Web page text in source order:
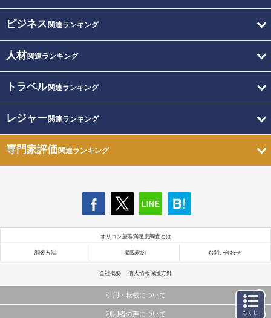
ビジネス 関連ランキング
人材関連ランキング
トラベル関連ランキング
レジャー関連ランキング
専門家評価関連ランキング
オリコン顧客満足度調査とは
調査方法 掲載規約 お問い合わせ
会社概要 個人情報保護方針
引用・転載について
当サイトで公開されている情報（文字、写真、イラスト、画像データ等）及びこれらの配置・
利用者の声について もくじ